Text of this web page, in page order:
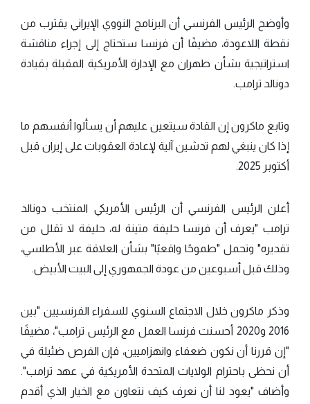
وأوضح الرئيس الفرنسي أن البرنامج النووي الإيراني يقترب من
نقطة اللاعودة، مضيفًا أن فرنسا ستحتاج إلى إجراء مناقشة
استراتيجية بشأن طهران مع الإدارة الأمريكية المقبلة بقيادة
دونالد ترامب.
وتابع ماكرون إن القادة سيتعين عليهم أن يسألوا أنفسهم ما
إذا كان ينبغي لهم تدشين آلية لإعادة العقوبات على إيران قبل
أكتوبر 2025.
أعلن الرئيس الفرنسي أن الرئيس الأمريكي المنتخب دونالد
ترامب "يعرف أن فرنسا حليفة متينة له، حليفة لا تقلل من
تقديره" وتحمل "طموحًا واقعيًا" بشأن العلاقة عبر الأطلسي،
وذلك قبل أسبوعين من عودة الجمهوري إلى البيت الأبيض.
وذكر ماكرون خلال الاجتماع السنوي للسفراء الفرنسيين "بين
2016 و2020 أحسنت فرنسا العمل مع الرئيس ترامب"، مضيفًا
"إن قررنا أن نكون ضعفاء وانهزاميين، فإن الفرص ضئيلة في
أن نحظى باحترام الولايات المتحدة الأمريكية في عهد ترامب".
وأضاف "يعود لنا أن نعرف كيف نتعاون مع الخيار الذي أقدم